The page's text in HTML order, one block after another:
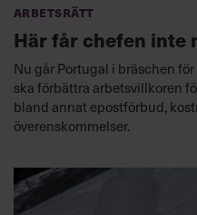
Arbetsrätt
Här får chefen inte
Nu går Portugal i bräschen
ska förbättra arbetsvillkoren
bland annat epostförbud,
överenskommelser.